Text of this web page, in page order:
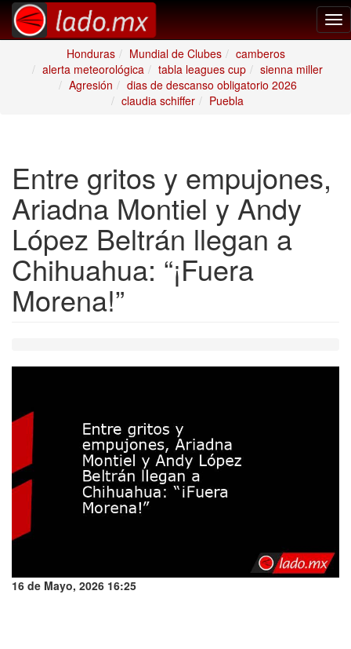
Honduras
Mundial de Clubes
camberos
alerta meteorológica
tabla leagues cup
sienna miller
Agresión
dias de descanso obligatorio 2026
claudia schiffer
Puebla
Entre gritos y empujones,
Ariadna Montiel y Andy
López Beltrán llegan a
Chihuahua: “¡Fuera
Morena!”
16 de Mayo, 2026 16:25